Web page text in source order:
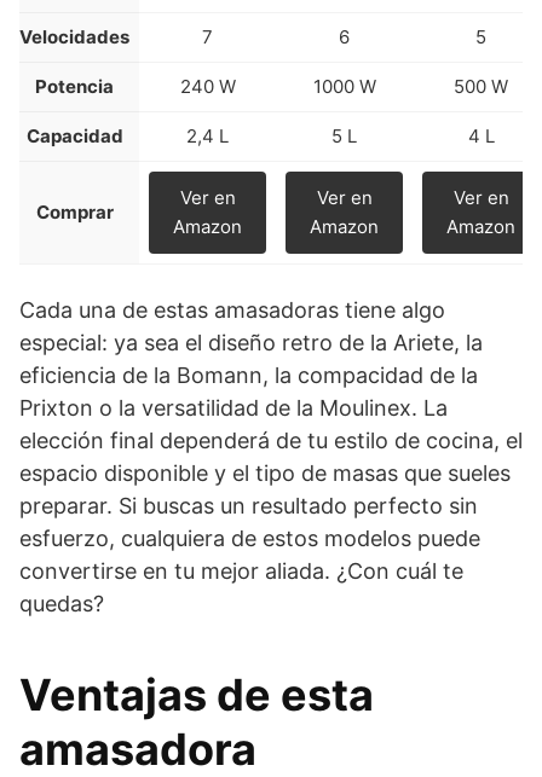
Velocidades 7 6 5
Potencia 240 W 1000 W 500 W
Capacidad 2,4 L 5 L 4 L
Comprar
Ver en
Amazon
Ver en
Amazon
Ver en
Amazon
Cada una de estas amasadoras tiene algo
especial: ya sea el diseño retro de la Ariete, la
eficiencia de la Bomann, la compacidad de la
Prixton o la versatilidad de la Moulinex. La
elección final dependerá de tu estilo de cocina, el
espacio disponible y el tipo de masas que sueles
preparar. Si buscas un resultado perfecto sin
esfuerzo, cualquiera de estos modelos puede
convertirse en tu mejor aliada. ¿Con cuál te
quedas?
Ventajas de esta
amasadora